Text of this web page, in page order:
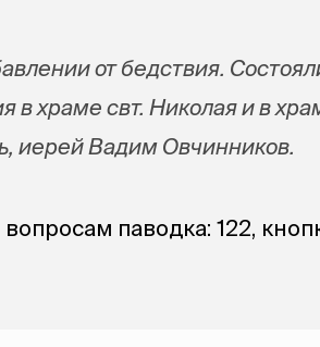
от бедствия.
в храме свт. Николая и в
иерей Вадим Овчинников.
паводка: 122,